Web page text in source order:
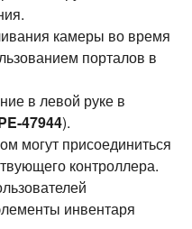
камеры во время
порталов в
в левой руке в
47944).
могут присоединиться
контроллера.
инвентаря